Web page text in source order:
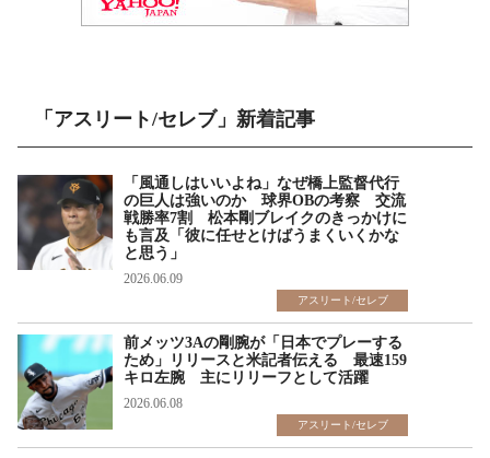
「アスリート/セレブ」新着記事
「風通しはいいよね」なぜ橋上監督代行
の巨人は強いのか 球界OBの考察 交流
戦勝率7割 松本剛ブレイクのきっかけに
も言及「彼に任せとけばうまくいくかな
と思う」
2026.06.09
アスリート/セレブ
前メッツ3Aの剛腕が「日本でプレーする
ため」リリースと米記者伝える 最速159
キロ左腕 主にリリーフとして活躍
2026.06.08
アスリート/セレブ